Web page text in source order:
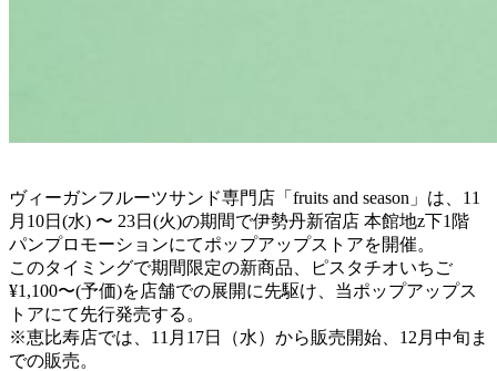
ヴィーガンフルーツサンド専門店「fruits and season」は、11
月10日(水) 〜 23日(火)の期間で伊勢丹新宿店 本館地z下1階
パンプロモーションにてポップアップストアを開催。
このタイミングで期間限定の新商品、ピスタチオいちご
¥1,100〜(予価)を店舗での展開に先駆け、当ポップアップス
トアにて先行発売する。
※恵比寿店では、11月17日（水）から販売開始、12月中旬ま
での販売。